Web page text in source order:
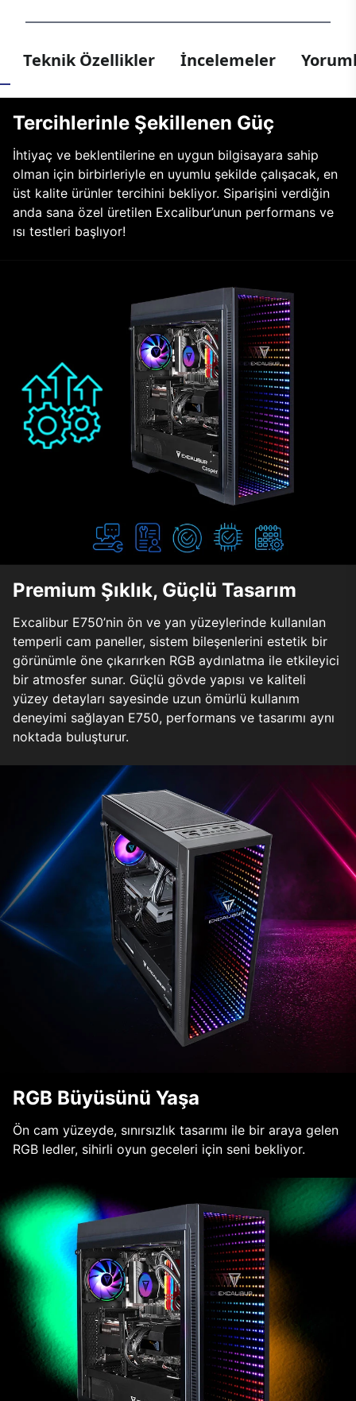
Teknik Özellikler İncelemeler
Tercihlerinle Şekillenen Güç
İhtiyaç ve beklentilerine en uygun bilgisayara sahip
olman için birbirleriyle en uyumlu şekilde çalışacak, en
üst kalite ürünler tercihini bekliyor. Siparişini verdiğin
anda sana özel üretilen Excalibur’unun performans ve
ısı testleri başlıyor!
Premium Şıklık, Güçlü Tasarım
Excalibur E750’nin ön ve yan yüzeylerinde kullanılan
temperli cam paneller, sistem bileşenlerini estetik bir
görünümle öne çıkarırken RGB aydınlatma ile etkileyici
bir atmosfer sunar. Güçlü gövde yapısı ve kaliteli
yüzey detayları sayesinde uzun ömürlü kullanım
deneyimi sağlayan E750, performans ve tasarımı aynı
noktada buluşturur.
RGB Büyüsünü Yaşa
Ön cam yüzeyde, sınırsızlık tasarımı ile bir araya gelen
RGB ledler, sihirli oyun geceleri için seni bekliyor.